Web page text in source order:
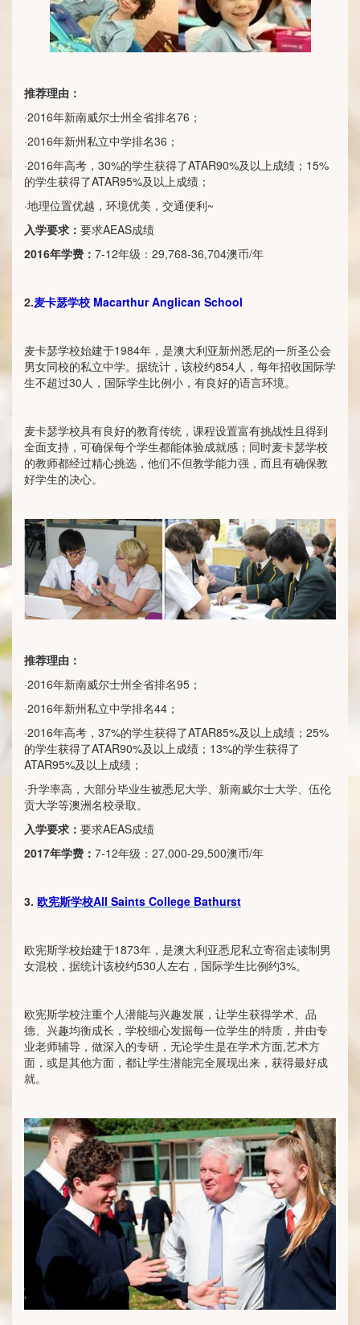
推荐理由：
·2016年新南威尔士州全省排名76；
·2016年新州私立中学排名36；
·2016年高考，30%的学生获得了ATAR90%及以上成绩；15%
的学生获得了ATAR95%及以上成绩；
·地理位置优越，环境优美，交通便利~
入学要求： 要求AEAS成绩
2016年学费： 7-12年级：29,768-36,704澳币/年
2.麦卡瑟学校 Macarthur Anglican School
麦卡瑟学校始建于1984年，是澳大利亚新州悉尼的一所圣公会
男女同校的私立中学。据统计，该校约854人，每年招收国际学
生不超过30人，国际学生比例小，有良好的语言环境。
麦卡瑟学校具有良好的教育传统，课程设置富有挑战性且得到
全面支持，可确保每个学生都能体验成就感；同时麦卡瑟学校
的教师都经过精心挑选，他们不但教学能力强，而且有确保教
好学生的决心。
推荐理由：
·2016年新南威尔士州全省排名95；
·2016年新州私立中学排名44；
·2016年高考，37%的学生获得了ATAR85%及以上成绩；25%
的学生获得了ATAR90%及以上成绩；13%的学生获得了
ATAR95%及以上成绩；
·升学率高，大部分毕业生被悉尼大学、新南威尔士大学、伍伦
贡大学等澳洲名校录取。
入学要求： 要求AEAS成绩
2017年学费： 7-12年级：27,000-29,500澳币/年
3. 欧宪斯学校All Saints College Bathurst
欧宪斯学校始建于1873年，是澳大利亚悉尼私立寄宿走读制男
女混校，据统计该校约530人左右，国际学生比例约3%。
欧宪斯学校注重个人潜能与兴趣发展，让学生获得学术、品
德、兴趣均衡成长，学校细心发掘每一位学生的特质，并由专
业老师辅导，做深入的专研，无论学生是在学术方面,艺术方
面，或是其他方面，都让学生潜能完全展现出来，获得最好成
就。